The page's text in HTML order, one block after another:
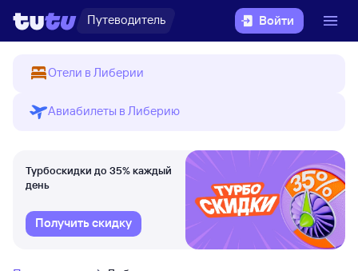
Путеводитель Войти
Отели в Либерии
Авиабилеты в Либерию
Турбоскидки до 35% каждый
день
Получить скидку